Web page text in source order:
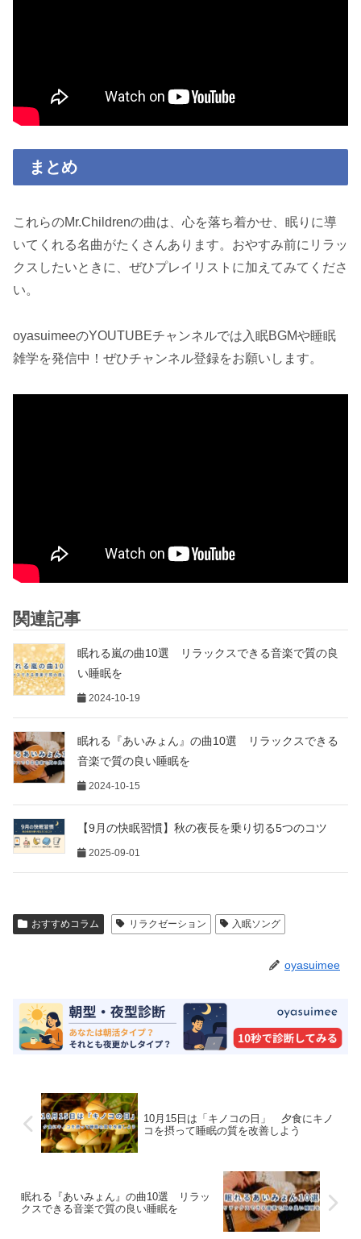
まとめ
これらのMr.Childrenの曲は、心を落ち着かせ、眠りに導
いてくれる名曲がたくさんあります。おやすみ前にリラッ
クスしたいときに、ぜひプレイリストに加えてみてくださ
い。
oyasuimeeのYOUTUBEチャンネルでは入眠BGMや睡眠
雑学を発信中！ぜひチャンネル登録をお願いします。
関連記事
眠れる嵐の曲10選 リラックスできる音楽で質の良
い睡眠を
2024-10-19
眠れる『あいみょん』の曲10選 リラックスできる
音楽で質の良い睡眠を
2024-10-15
【9月の快眠習慣】秋の夜長を乗り切る5つのコツ
2025-09-01
おすすめコラム リラクゼーション 入眠ソング
oyasuimee
10月15日は「キノコの日」 夕食にキノ
コを摂って睡眠の質を改善しよう
眠れる『あいみょん』の曲10選 リラッ
クスできる音楽で質の良い睡眠を